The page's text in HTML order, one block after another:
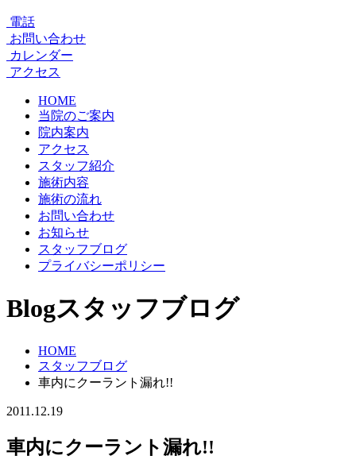
電話
お問い合わせ
カレンダー
アクセス
HOME
当院のご案内
院内案内
アクセス
スタッフ紹介
施術内容
施術の流れ
お問い合わせ
お知らせ
スタッフブログ
プライバシーポリシー
Blogスタッフブログ
HOME
スタッフブログ
車内にクーラント漏れ!!
2011.12.19
車内にクーラント漏れ!!